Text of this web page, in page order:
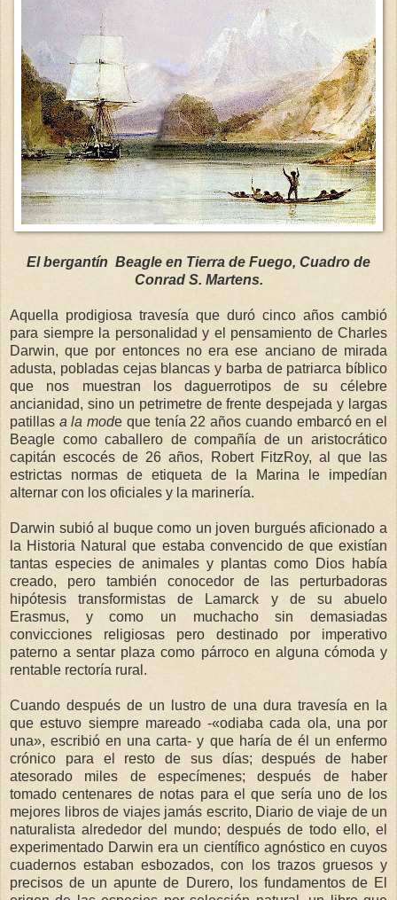
El bergantín Beagle en Tierra de Fuego, Cuadro de
Conrad S. Martens.
Aquella prodigiosa travesía que duró cinco años cambió
para siempre la personalidad y el pensamiento de Charles
Darwin, que por entonces no era ese anciano de mirada
adusta, pobladas cejas blancas y barba de patriarca bíblico
que nos muestran los daguerrotipos de su célebre
ancianidad, sino un petrimetre de frente despejada y largas
patillas a la mode que tenía 22 años cuando embarcó en el
Beagle como caballero de compañía de un aristocrático
capitán escocés de 26 años, Robert FitzRoy, al que las
estrictas normas de etiqueta de la Marina le impedían
alternar con los oficiales y la marinería.
Darwin subió al buque como un joven burgués aficionado a
la Historia Natural que estaba convencido de que existían
tantas especies de animales y plantas como Dios había
creado, pero también conocedor de las perturbadoras
hipótesis transformistas de Lamarck y de su abuelo
Erasmus, y como un muchacho sin demasiadas
convicciones religiosas pero destinado por imperativo
paterno a sentar plaza como párroco en alguna cómoda y
rentable rectoría rural.
Cuando después de un lustro de una dura travesía en la
que estuvo siempre mareado -«odiaba cada ola, una por
una», escribió en una carta- y que haría de él un enfermo
crónico para el resto de sus días; después de haber
atesorado miles de especímenes; después de haber
tomado centenares de notas para el que sería uno de los
mejores libros de viajes jamás escrito, Diario de viaje de un
naturalista alrededor del mundo; después de todo ello, el
experimentado Darwin era un científico agnóstico en cuyos
cuadernos estaban esbozados, con los trazos gruesos y
precisos de un apunte de Durero, los fundamentos de El